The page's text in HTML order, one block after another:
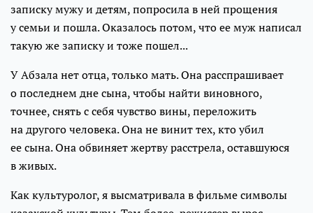
записку мужу и детям, попросила в ней прощения
у семьи и пошла. Оказалось потом, что ее муж написал
такую же записку и тоже пошел...
У Абзала нет отца, только мать. Она расспрашивает
о последнем дне сына, чтобы найти виновного,
точнее, снять с себя чувство вины, переложить
на другого человека. Она не винит тех, кто убил
ее сына. Она обвиняет жертву расстрела, оставшуюся
в живых.
Как культуролог, я высматривала в фильме символы